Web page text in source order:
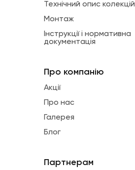
Технічний опис колекцій
Монтаж
Інструкції і нормативна
документація
Про компанію
Акції
Про нас
Галерея
Блог
Партнерам